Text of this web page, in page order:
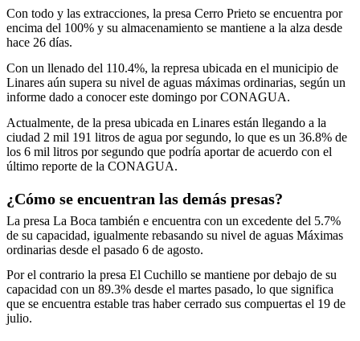
Con todo y las extracciones, la presa Cerro Prieto se encuentra por
encima del 100% y su almacenamiento se mantiene a la alza desde
hace 26 días.
Con un llenado del 110.4%, la represa ubicada en el municipio de
Linares aún supera su nivel de aguas máximas ordinarias, según un
informe dado a conocer este domingo por CONAGUA.
Actualmente, de la presa ubicada en Linares están llegando a la
ciudad 2 mil 191 litros de agua por segundo, lo que es un 36.8% de
los 6 mil litros por segundo que podría aportar de acuerdo con el
último reporte de la CONAGUA.
¿Cómo se encuentran las demás presas?
La presa La Boca también e encuentra con un excedente del 5.7%
de su capacidad, igualmente rebasando su nivel de aguas Máximas
ordinarias desde el pasado 6 de agosto.
Por el contrario la presa El Cuchillo se mantiene por debajo de su
capacidad con un 89.3% desde el martes pasado, lo que significa
que se encuentra estable tras haber cerrado sus compuertas el 19 de
julio.